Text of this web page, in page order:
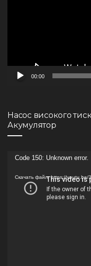
00:00
Насос високого
Акумулятор
Видеоплеер
Code 150: Unknown error.
Скачать файл: https://youtu.be/